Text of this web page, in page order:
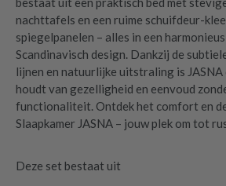
nachttafels en een ruime schuifdeur-
spiegelpanelen – alles in een
Scandinavisch design. Dankzij de
lijnen en natuurlijke uitstraling is JASNA
houdt van gezelligheid en eenvoud
functionaliteit. Ontdek het comfort en
Slaapkamer JASNA – jouw plek om tot
Deze set bestaat uit